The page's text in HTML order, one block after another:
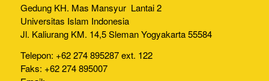
Gedung KH. Mas Mansyur Lantai 2
Universitas Islam Indonesia
Jl. Kaliurang KM. 14,5 Sleman Yogyakarta 55584
Telepon: +62 274 895287 ext. 122
Faks: +62 274 895007